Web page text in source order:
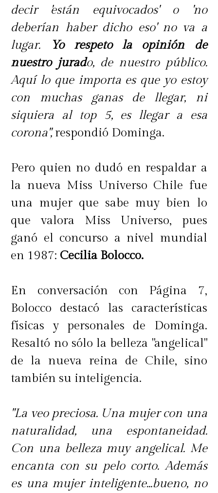
decir 'están equivocados' o 'no
deberían haber dicho eso' no va a
lugar.
Yo respeto la opinión de
nuestro jurado, de nuestro público.
Aquí lo que importa es que yo estoy
con muchas ganas de llegar, ni
siquiera al top 5, es llegar a esa
corona",respondió Dominga.
Pero quien no dudó en respaldar a
la nueva Miss Universo Chile fue
una mujer que sabe muy bien lo
que valora Miss Universo, pues
ganó el concurso a nivel mundial
en 1987: Cecilia Bolocco.
En conversación con Página 7,
Bolocco destacó las características
físicas y personales de Dominga.
Resaltó no sólo la belleza "angelical"
de la nueva reina de Chile, sino
también su inteligencia.
"La veo preciosa. Una mujer con una
naturalidad, una espontaneidad.
Con una belleza muy angelical. Me
encanta con su pelo corto. Además
es una mujer inteligente...bueno, no